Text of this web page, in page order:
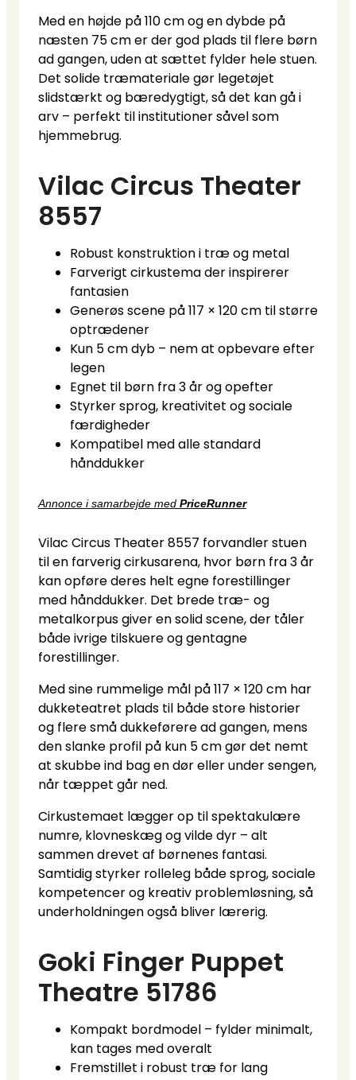
Med en højde på 110 cm og en dybde på
næsten 75 cm er der god plads til flere børn
ad gangen, uden at sættet fylder hele stuen.
Det solide træmateriale gør legetøjet
slidstærkt og bæredygtigt, så det kan gå i
arv – perfekt til institutioner såvel som
hjemmebrug.
Vilac Circus Theater
8557
Robust konstruktion i træ og metal
Farverigt cirkustema der inspirerer
fantasien
Generøs scene på 117 × 120 cm til større
optrædener
Kun 5 cm dyb – nem at opbevare efter
legen
Egnet til børn fra 3 år og opefter
Styrker sprog, kreativitet og sociale
færdigheder
Kompatibel med alle standard
hånddukker
Annonce i samarbejde med PriceRunner
Vilac Circus Theater 8557 forvandler stuen
til en farverig cirkusarena, hvor børn fra 3 år
kan opføre deres helt egne forestillinger
med hånddukker. Det brede træ- og
metalkorpus giver en solid scene, der tåler
både ivrige tilskuere og gentagne
forestillinger.
Med sine rummelige mål på 117 × 120 cm har
dukketeatret plads til både store historier
og flere små dukkeførere ad gangen, mens
den slanke profil på kun 5 cm gør det nemt
at skubbe ind bag en dør eller under sengen,
når tæppet går ned.
Cirkustemaet lægger op til spektakulære
numre, klovneskæg og vilde dyr – alt
sammen drevet af børnenes fantasi.
Samtidig styrker rolleleg både sprog, sociale
kompetencer og kreativ problemløsning, så
underholdningen også bliver lærerig.
Goki Finger Puppet
Theatre 51786
Kompakt bordmodel – fylder minimalt,
kan tages med overalt
Fremstillet i robust træ for lang